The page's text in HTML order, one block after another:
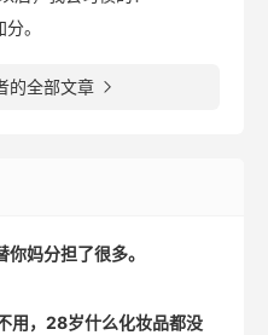
。
的全部文章 
妈分担了很多。
用，28岁什么化妆品都没